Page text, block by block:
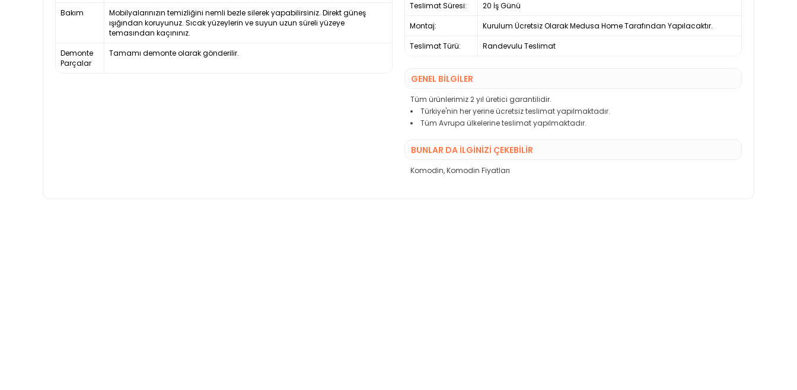
Bakım
Mobilyalarınızın temizliğini nemli bezle silerek yapabilirsiniz. Direkt güneş
ışığından koruyunuz. Sıcak yüzeylerin ve suyun uzun süreli yüzeye
temasından kaçınınız.
Demonte
Parçalar
Tamamı demonte olarak gönderilir.
Teslimat Süresi:
20 İş Günü
Montaj:
Kurulum Ücretsiz Olarak Medusa Home Tarafından Yapılacaktır.
Teslimat Türü:
Randevulu Teslimat
GENEL BİLGİLER
Tüm ürünlerimiz 2 yıl üretici garantilidir.
Türkiye'nin her yerine ücretsiz teslimat yapılmaktadır.
Tüm Avrupa ülkelerine teslimat yapılmaktadır.
BUNLAR DA İLGINIZI ÇEKEBILIR
Komodin,Komodin Fiyatları